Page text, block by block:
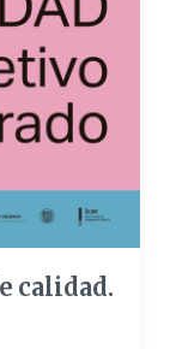
calidad.